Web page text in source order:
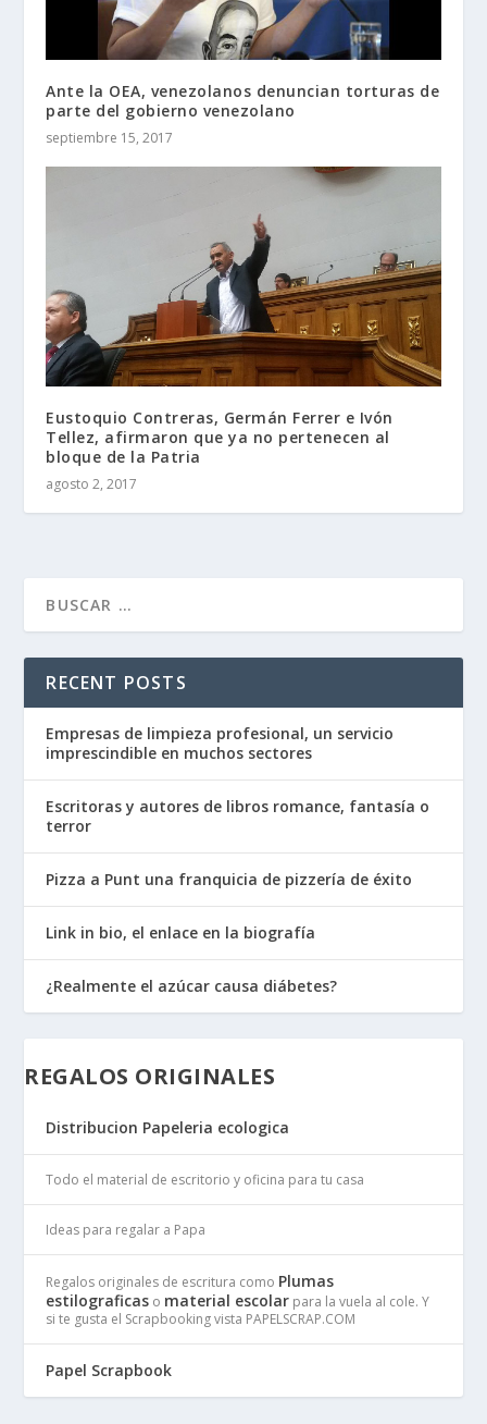
Ante la OEA, venezolanos denuncian torturas de
parte del gobierno venezolano
septiembre 15, 2017
Eustoquio Contreras, Germán Ferrer e Ivón
Tellez, afirmaron que ya no pertenecen al
bloque de la Patria
agosto 2, 2017
RECENT POSTS
Empresas de limpieza profesional, un servicio
imprescindible en muchos sectores
Escritoras y autores de libros romance, fantasía o
terror
Pizza a Punt una franquicia de pizzería de éxito
Link in bio, el enlace en la biografía
¿Realmente el azúcar causa diábetes?
REGALOS ORIGINALES
Distribucion Papeleria ecologica
Todo el material de escritorio y oficina para tu casa
Ideas para regalar a Papa
Regalos originales de escritura como Plumas
estilograficas o material escolar para la vuela al cole. Y
si te gusta el Scrapbooking vista PAPELSCRAP.COM
Papel Scrapbook